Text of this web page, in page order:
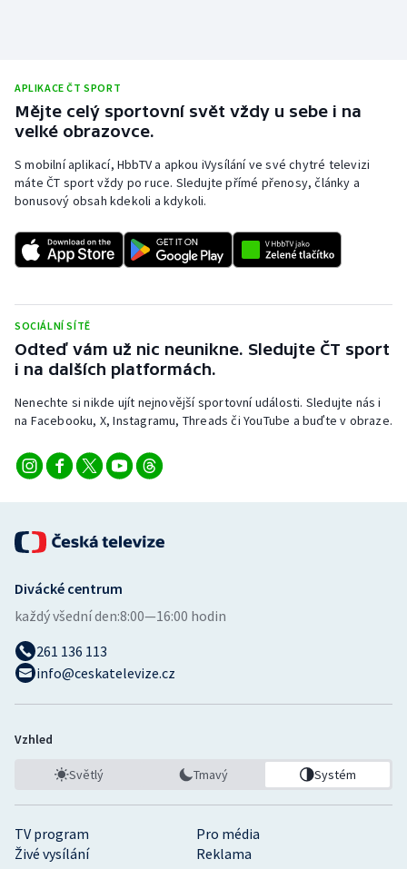
APLIKACE ČT SPORT
Mějte celý sportovní svět vždy u sebe i na
velké obrazovce.
S mobilní aplikací, HbbTV a apkou iVysílání ve své chytré televizi
máte ČT sport vždy po ruce. Sledujte přímé přenosy, články a
bonusový obsah kdekoli a kdykoli.
SOCIÁLNÍ SÍTĚ
Odteď vám už nic neunikne. Sledujte ČT sport
i na dalších platformách.
Nenechte si nikde ujít nejnovější sportovní události. Sledujte nás i
na Facebooku, X, Instagramu, Threads či YouTube a buďte v obraze.
TV program
Pro média
Živé vysílání
Reklama
Divácké centrum
každý všední den:8:00—16:00 hodin
261 136 113
info@ceskatelevize.cz
Vzhled
Světlý Tmavý Systém